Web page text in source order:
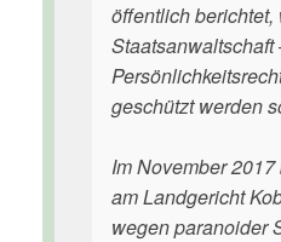
öffentlich
Staatsanwaltschaft
geschützt werden
Im November
am Landgericht
wegen paranoider